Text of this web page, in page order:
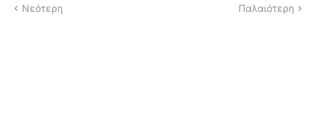
Νεότερη Παλαιότερη